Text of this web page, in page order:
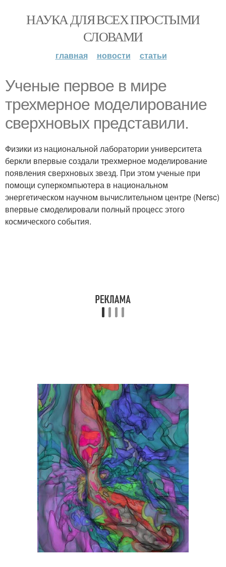
НАУКА ДЛЯ ВСЕХ ПРОСТЫМИ
СЛОВАМИ
главная новости статьи
Ученые первое в мире
трехмерное моделирование
сверхновых представили.
Физики из национальной лаборатории университета
беркли впервые создали трехмерное моделирование
появления сверхновых звезд. При этом ученые при
помощи суперкомпьютера в национальном
энергетическом научном вычислительном центре (Nersc)
впервые смоделировали полный процесс этого
космического события.